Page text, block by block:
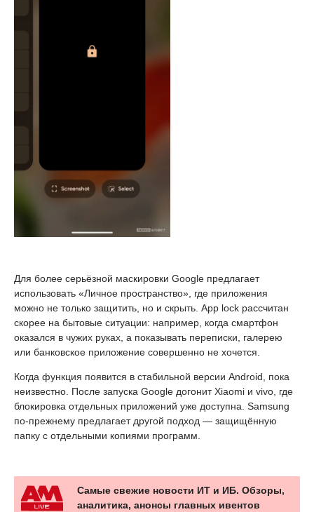
Для более серьёзной маскировки Google предлагает
использовать «Личное пространство», где приложения
можно не только защитить, но и скрыть. App lock рассчитан
скорее на бытовые ситуации: например, когда смартфон
оказался в чужих руках, а показывать переписки, галерею
или банковское приложение совершенно не хочется.
Когда функция появится в стабильной версии Android, пока
неизвестно. После запуска Google догонит Xiaomi и vivo, где
блокировка отдельных приложений уже доступна. Samsung
по-прежнему предлагает другой подход — защищённую
папку с отдельными копиями программ.
Самые свежие новости ИТ и ИБ. Обзоры,
аналитика, анонсы главных ивентов